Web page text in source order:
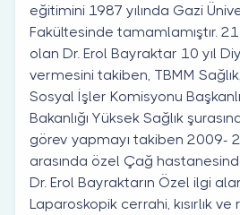
eğitimini 1987 yılında Gazi
Fakültesinde tamamlamıştır.
olan Dr. Erol Bayraktar 10 yıl
vermesini takiben, TBMM
Sosyal İşler Komisyonu
Bakanlığı Yüksek Sağlık
görev yapmayı takiben 2009-
arasında özel Çağ
Dr. Erol Bayraktarın Özel ilgi
Laparoskopik cerrahi, kısırlık